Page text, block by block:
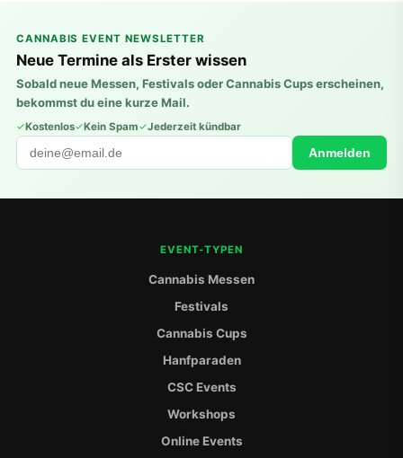
CANNABIS EVENT NEWSLETTER
Neue Termine als Erster wissen
Sobald neue Messen, Festivals oder Cannabis Cups erscheinen,
bekommst du eine kurze Mail.
Kostenlos Kein Spam Jederzeit kündbar
Anmelden
EVENT-TYPEN
Cannabis Messen
Festivals
Cannabis Cups
Hanfparaden
CSC Events
Workshops
Online Events